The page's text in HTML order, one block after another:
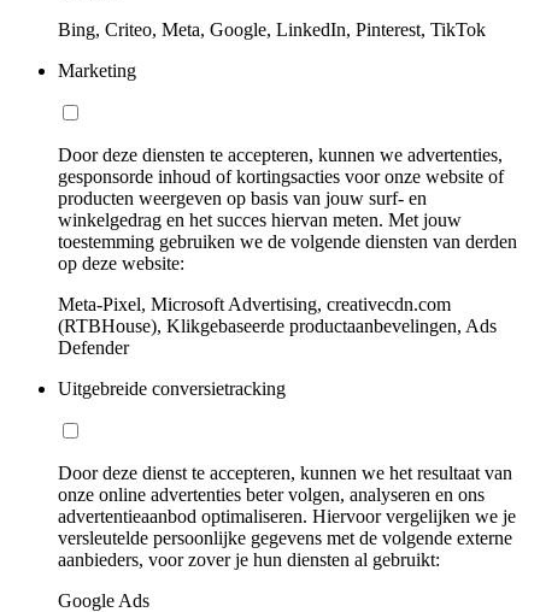
Bing, Criteo, Meta, Google, LinkedIn, Pinterest, TikTok
Marketing
Door deze diensten te accepteren, kunnen we advertenties,
gesponsorde inhoud of kortingsacties voor onze website of
producten weergeven op basis van jouw surf- en
winkelgedrag en het succes hiervan meten. Met jouw
toestemming gebruiken we de volgende diensten van derden
op deze website:
Meta-Pixel, Microsoft Advertising, creativecdn.com
(RTBHouse), Klikgebaseerde productaanbevelingen, Ads
Defender
Uitgebreide conversietracking
Door deze dienst te accepteren, kunnen we het resultaat van
onze online advertenties beter volgen, analyseren en ons
advertentieaanbod optimaliseren. Hiervoor vergelijken we je
versleutelde persoonlijke gegevens met de volgende externe
aanbieders, voor zover je hun diensten al gebruikt:
Google Ads